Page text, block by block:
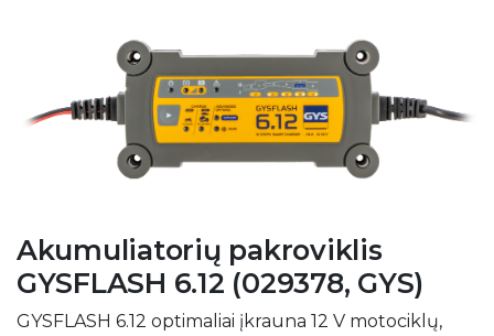
Akumuliatorių pakroviklis
GYSFLASH 6.12 (029378, GYS)
GYSFLASH 6.12 optimaliai įkrauna 12 V motociklų,